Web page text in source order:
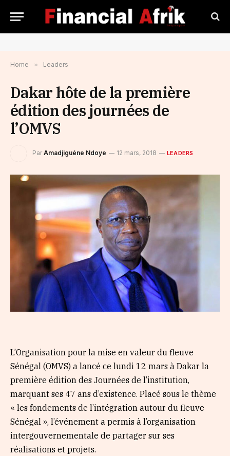
Home » Leaders
Dakar hôte de la première
édition des journées de
l’OMVS
Par Amadjiguéne Ndoye 12 mars, 2018 LEADERS
L’Organisation pour la mise en valeur du fleuve
Sénégal (OMVS) a lancé ce lundi 12 mars à Dakar la
première édition des Journées de l’institution,
marquant ses 47 ans d’existence. Placé sous le thème
« les fondements de l’intégration autour du fleuve
Sénégal », l’événement a permis à l’organisation
intergouvernementale de partager sur ses
réalisations et projets.